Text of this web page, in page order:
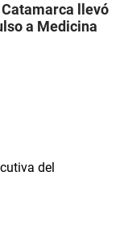
llevó
a Medicina